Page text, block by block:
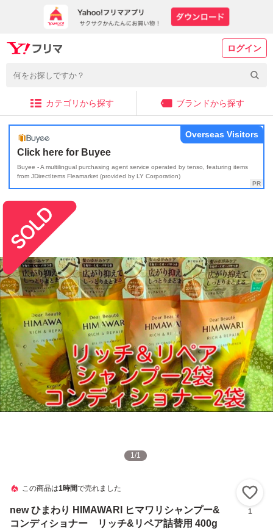
ログイン
カテゴリから探す ブランドから探す
Click here for Buyee
Buyee - A multilingual purchasing agent service operated by tenso, featuring items
from JDirectItems Fleamarket (provided by LY Corporation)
Overseas Visitors
1/1
この商品は1時間で売れました
new ひまわり HIMAWARI ヒマワリシャンプー&
コンディショナー リッチ&リペア詰替用 400g
1